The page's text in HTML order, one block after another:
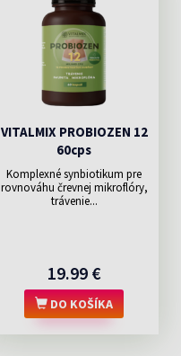
VITALMIX PROBIOZEN 12
60cps
Komplexné synbiotikum pre
rovnováhu črevnej mikroflóry,
trávenie...
19.99 €
DO KOŠÍKA